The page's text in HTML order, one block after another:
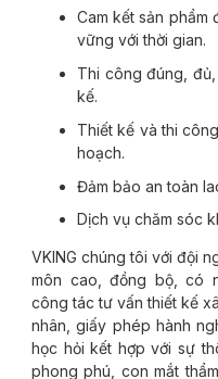
Cam kết sản phẩm
vững với thời gian.
Thi công đúng,
kế.
Thiết kế và thi
hoạch.
Đảm bảo an toàn
Dịch vụ chăm sóc
VKING chúng tôi với đội
môn cao, đồng bộ, có
công tác tư vấn thiết kế
nhân, giấy phép hành
học hỏi kết hợp với sự
phong phú, con mắt